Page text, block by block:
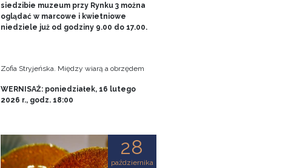
siedzibie muzeum przy Rynku 3 można
oglądać w marcowe i kwietniowe
niedziele już od godziny 9.00 do 17.00.
Zofia Stryjeńska. Między wiarą a obrzędem
WERNISAŻ: poniedziałek, 16 lutego
2026 r., godz. 18:00
28
października